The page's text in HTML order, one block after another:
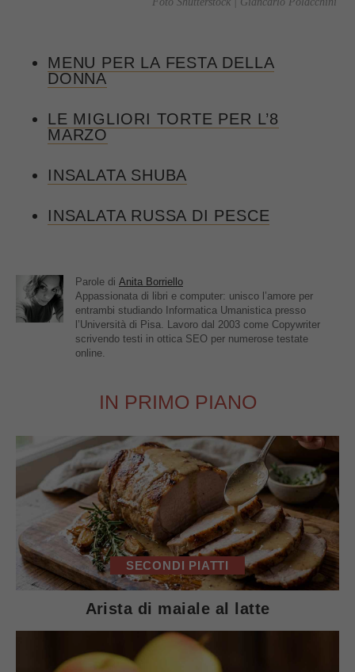
MENU PER LA FESTA DELLA
DONNA
LE MIGLIORI TORTE PER L’8
MARZO
INSALATA SHUBA
INSALATA RUSSA DI PESCE
Parole di Anita Borriello
Appassionata di libri e computer: unisco l’amore per
entrambi studiando Informatica Umanistica presso
l’Università di Pisa. Lavoro dal 2003 come Copywriter
scrivendo testi in ottica SEO per numerose testate
online.
IN PRIMO PIANO
SECONDI PIATTI
Arista di maiale al latte